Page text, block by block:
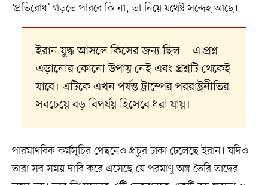
‘প্রতিরোধ’ গড়তে পারবে কি না, তা নিয়ে যথেষ্ট সন্দেহ আছে।
ইরান যুদ্ধ আসলে কিসের জন্য ছিল—এ প্রশ্ন
এড়ানোর কোনো উপায় নেই এবং প্রশ্নটি থেকেই
যাবে। এটিকে এখন পর্যন্ত ট্রাম্পের পররাষ্ট্রনীতির
সবচেয়ে বড় বিপর্যয় হিসেবে ধরা যায়।
পারমাণবিক কর্মসূচির পেছনেও প্রচুর টাকা ঢেলেছে ইরান। যদিও
তারা সব সময় দাবি করে এসেছে যে পরমাণু অস্ত্র তৈরি তাদের